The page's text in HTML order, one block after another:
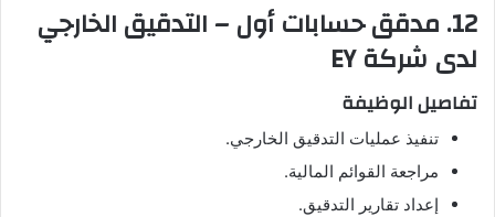
12. مدقق حسابات أول – التدقيق الخارجي
لدى شركة EY
تفاصيل الوظيفة
تنفيذ عمليات التدقيق الخارجي.
مراجعة القوائم المالية.
إعداد تقارير التدقيق.